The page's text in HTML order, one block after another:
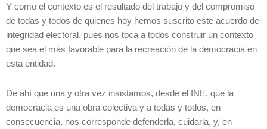
Y como el contexto es el resultado del trabajo y del compromiso
de todas y todos de quienes hoy hemos suscrito este acuerdo de
integridad electoral, pues nos toca a todos construir un contexto
que sea el más favorable para la recreación de la democracia en
esta entidad.
De ahí que una y otra vez insistamos, desde el INE, que la
democracia es una obra colectiva y a todas y todos, en
consecuencia, nos corresponde defenderla, cuidarla, y, en